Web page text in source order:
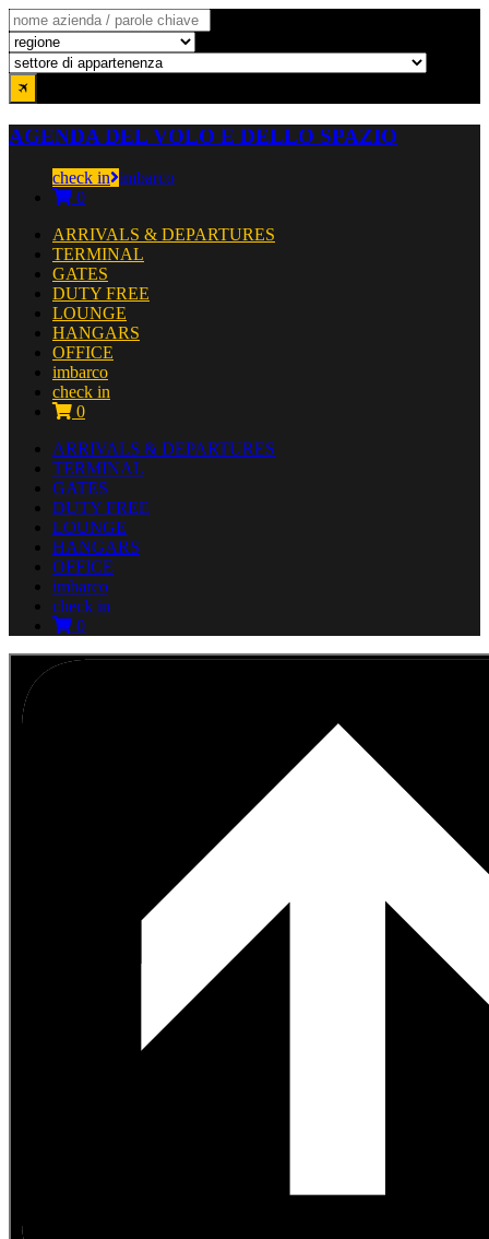
AGENDA DEL VOLO E DELLO SPAZIO
check in imbarco
0
ARRIVALS & DEPARTURES
TERMINAL
GATES
DUTY FREE
LOUNGE
HANGARS
OFFICE
imbarco
check in
0
ARRIVALS & DEPARTURES
TERMINAL
GATES
DUTY FREE
LOUNGE
HANGARS
OFFICE
imbarco
check in
0